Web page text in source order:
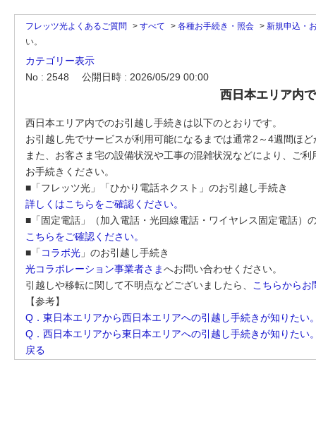
フレッツ光よくあるご質問 > すべて > 各種お手続き・照会 > 新規申込・
い。
カテゴリー表示
No : 2548
公開日時 : 2026/05/29 00:00
西日本エリア内
西日本エリア内でのお引越し手続きは以下のとおりです。
お引越し先でサービスが利用可能になるまでは通常2～4週間ほ
また、お客さま宅の設備状況や工事の混雑状況などにより、ご
お手続きください。
■「フレッツ光」「ひかり電話ネクスト」のお引越し手続き
詳しくはこちらをご確認ください。
■「固定電話」（加入電話・光回線電話・ワイヤレス固定電話）
こちらをご確認ください。
■「 コラボ光 」のお引越し手続き
光コラボレーション事業者さまへお問い合わせください。
引越しや移転に関して不明点などございましたら、
こちらからお
【参考】
Q．東日本エリアから西日本エリアへの引越し手続きが知りたい
Q．西日本エリアから東日本エリアへの引越し手続きが知りたい
戻る